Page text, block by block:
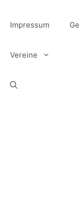
Impressum
Vereine